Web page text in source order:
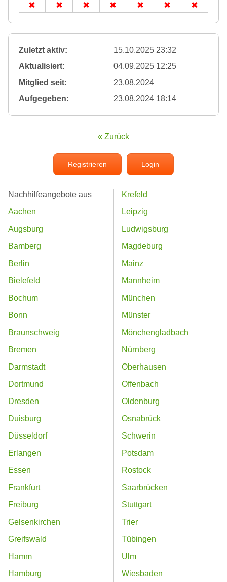
Zuletzt aktiv:
15.10.2025 23:32
Aktualisiert:
04.09.2025 12:25
Mitglied seit:
23.08.2024
Aufgegeben:
23.08.2024 18:14
« Zurück
Registrieren Login
Nachhilfeangebote aus
Aachen
Augsburg
Bamberg
Berlin
Bielefeld
Bochum
Bonn
Braunschweig
Bremen
Darmstadt
Dortmund
Dresden
Duisburg
Düsseldorf
Erlangen
Essen
Frankfurt
Freiburg
Gelsenkirchen
Greifswald
Hamm
Hamburg
Krefeld
Leipzig
Ludwigsburg
Magdeburg
Mainz
Mannheim
München
Münster
Mönchengladbach
Nürnberg
Oberhausen
Offenbach
Oldenburg
Osnabrück
Schwerin
Potsdam
Rostock
Saarbrücken
Stuttgart
Trier
Tübingen
Ulm
Wiesbaden